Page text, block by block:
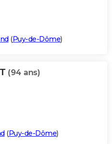
(Puy-de-Dôme)
(94 ans)
(Puy-de-Dôme)